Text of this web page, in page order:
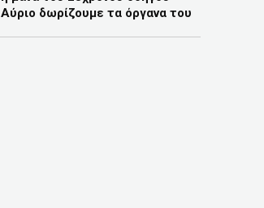
Αύριο δωρίζουμε τα όργανα του